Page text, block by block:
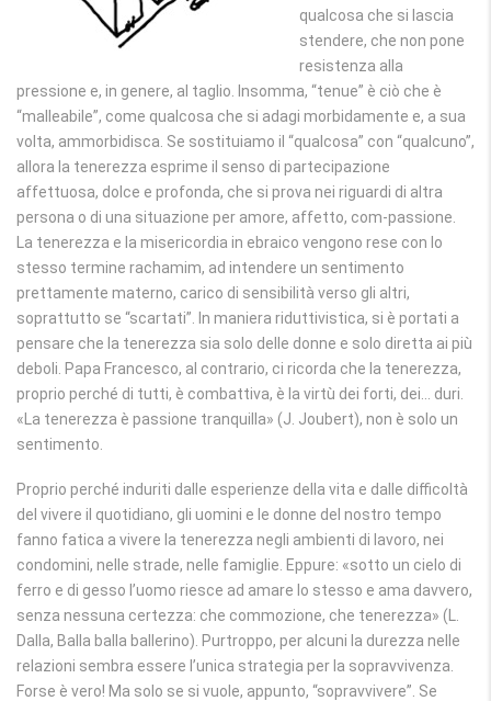
qualcosa che si lascia
stendere, che non pone
resistenza alla
pressione e, in genere, al taglio. Insomma, “tenue” è ciò che è
“malleabile”, come qualcosa che si adagi morbidamente e, a sua
volta, ammorbidisca. Se sostituiamo il “qualcosa” con “qualcuno”,
allora la tenerezza esprime il senso di partecipazione
affettuosa, dolce e profonda, che si prova nei riguardi di altra
persona o di una situazione per amore, affetto, com-passione.
La tenerezza e la misericordia in ebraico vengono rese con lo
stesso termine rachamim, ad intendere un sentimento
prettamente materno, carico di sensibilità verso gli altri,
soprattutto se “scartati”. In maniera riduttivistica, si è portati a
pensare che la tenerezza sia solo delle donne e solo diretta ai più
deboli. Papa Francesco, al contrario, ci ricorda che la tenerezza,
proprio perché di tutti, è combattiva, è la virtù dei forti, dei… duri.
«La tenerezza è passione tranquilla» (J. Joubert), non è solo un
sentimento.
Proprio perché induriti dalle esperienze della vita e dalle difficoltà
del vivere il quotidiano, gli uomini e le donne del nostro tempo
fanno fatica a vivere la tenerezza negli ambienti di lavoro, nei
condomini, nelle strade, nelle famiglie. Eppure: «sotto un cielo di
ferro e di gesso l’uomo riesce ad amare lo stesso e ama davvero,
senza nessuna certezza: che commozione, che tenerezza» (L.
Dalla, Balla balla ballerino). Purtroppo, per alcuni la durezza nelle
relazioni sembra essere l’unica strategia per la sopravvivenza.
Forse è vero! Ma solo se si vuole, appunto, “sopravvivere”. Se